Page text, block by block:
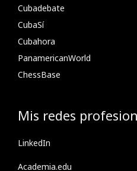
Cubadebate
CubaSí
Cubahora
PanamericanWorld
ChessBase
Mis redes
LinkedIn
Academia.edu